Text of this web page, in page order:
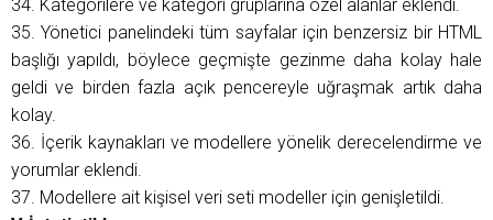
34. Kategorilere ve kategori gruplarına özel alanlar eklendi.
35. Yönetici panelindeki tüm sayfalar için benzersiz bir HTML
başlığı yapıldı, böylece geçmişte gezinme daha kolay hale
geldi ve birden fazla açık pencereyle uğraşmak artık daha
kolay.
36. İçerik kaynakları ve modellere yönelik derecelendirme ve
yorumlar eklendi.
37. Modellere ait kişisel veri seti modeller için genişletildi.